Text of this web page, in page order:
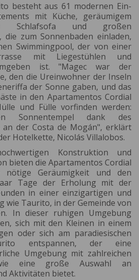
besteht aus 61 modernen Ein-
mit Küche, geräumigem
Schlafsofa und großen
die zum Sonnenbaden einladen,
Swimmingpool, der von einer
mit Liegestühlen und
ist. "Magec war der
den die Ureinwohner der Inseln
der Sonne gaben, und das
in den Apartamentos Cordial
und Fülle vorfinden werden:
Sonnentempel dank des
an der Costa de Mogán", erklärt
Hotelkette, Nicolás Villalobos.
Konstruktion und
bieten die Apartamentos Cordial
Geräumigkeit und den
Tage der Erholung mit der
in einer einzigartigen und
wie Taurito, in der Gemeinde von
In dieser ruhigen Umgebung
sich mit den Kleinen in einem
oder sich am paradiesischen
entspannen, der eine
Umgebung mit zahlreichen
eine große Auswahl an
Aktivitäten bietet.